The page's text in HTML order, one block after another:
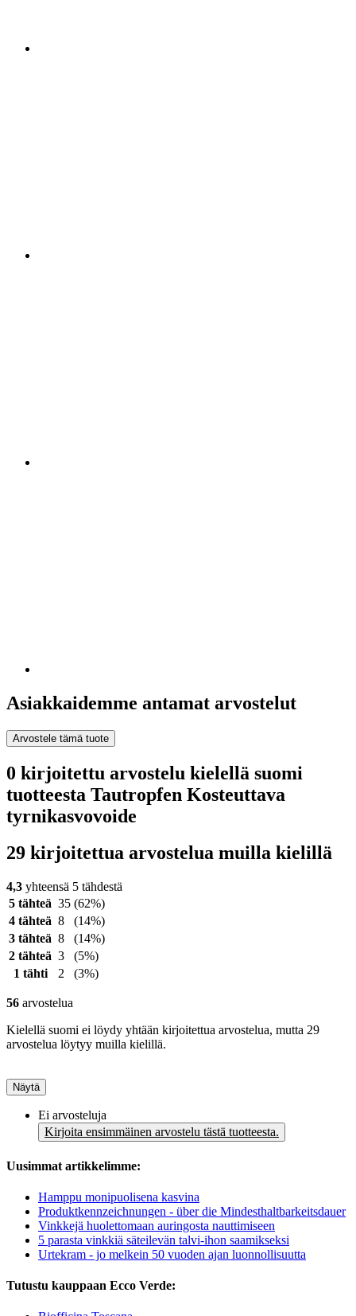
Asiakkaidemme antamat arvostelut
Arvostele tämä tuote
0 kirjoitettu arvostelu kielellä suomi
tuotteesta Tautropfen Kosteuttava
tyrnikasvovoide
29 kirjoitettua arvostelua muilla kielillä
4,3 yhteensä 5 tähdestä
5 tähteä 35 (62%)
4 tähteä 8
(14%)
3 tähteä 8
(14%)
2 tähteä 3
(5%)
1 tähti
2 (3%)
56 arvostelua
Kielellä suomi ei löydy yhtään kirjoitettua arvostelua, mutta 29
arvostelua löytyy muilla kielillä.
Näytä
Ei arvosteluja
Kirjoita ensimmäinen arvostelu tästä tuotteesta.
Uusimmat artikkelimme:
Hamppu monipuolisena kasvina
Produktkennzeichnungen - über die Mindesthaltbarkeitsdauer
Vinkkejä huolettomaan auringosta nauttimiseen
5 parasta vinkkiä säteilevän talvi-ihon saamikseksi
Urtekram - jo melkein 50 vuoden ajan luonnollisuutta
Tutustu kauppaan Ecco Verde: